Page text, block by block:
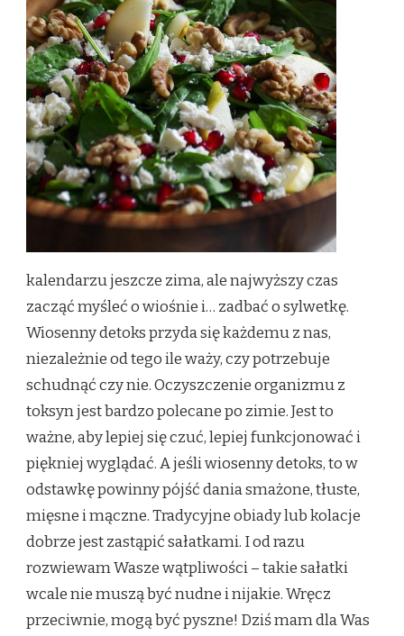
kalendarzu jeszcze zima, ale najwyższy czas
zacząć myśleć o wiośnie i… zadbać o sylwetkę.
Wiosenny detoks przyda się każdemu z nas,
niezależnie od tego ile waży, czy potrzebuje
schudnąć czy nie. Oczyszczenie organizmu z
toksyn jest bardzo polecane po zimie. Jest to
ważne, aby lepiej się czuć, lepiej funkcjonować i
piękniej wyglądać. A jeśli wiosenny detoks, to w
odstawkę powinny pójść dania smażone, tłuste,
mięsne i mączne. Tradycyjne obiady lub kolacje
dobrze jest zastąpić sałatkami. I od razu
rozwiewam Wasze wątpliwości – takie sałatki
wcale nie muszą być nudne i nijakie. Wręcz
przeciwnie, mogą być pyszne! Dziś mam dla Was